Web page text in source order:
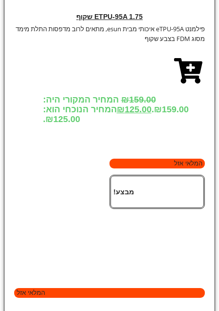
ETPU-95A 1.75 שקוף
פילמנט eTPU-95A איכותי מבית esun, מתאים לרוב מדפסות התלת מימד
מסוג FDM בצבע שקוף
₪159.00
המחיר המקורי היה:
₪159.00.
₪125.00
המחיר הנוכחי הוא:
₪125.00.
המלאי אזל
מבצע!
המלאי אזל